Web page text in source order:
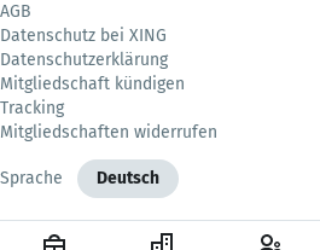
AGB
Datenschutz bei XING
Datenschutzerklärung
Mitgliedschaft kündigen
Tracking
Mitgliedschaften widerrufen
Sprache Deutsch